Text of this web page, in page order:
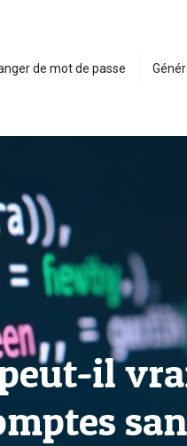
de mot de passe
il